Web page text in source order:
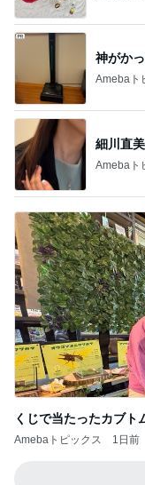
神がか
Amebaト
細川直
Amebaト
くじで当たったカブト
Amebaトピックス 1日前